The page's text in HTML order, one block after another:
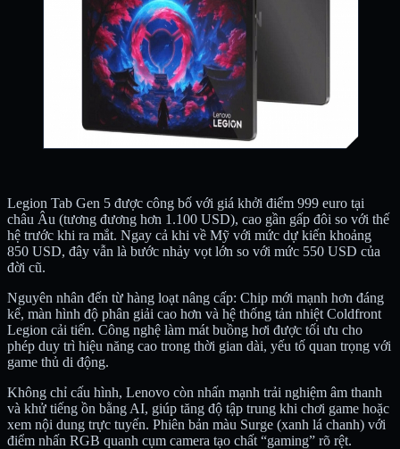
Legion Tab Gen 5 được công bố với giá khởi điểm 999 euro tại
châu Âu (tương đương hơn 1.100 USD), cao gần gấp đôi so với thế
hệ trước khi ra mắt. Ngay cả khi về Mỹ với mức dự kiến khoảng
850 USD, đây vẫn là bước nhảy vọt lớn so với mức 550 USD của
đời cũ.
Nguyên nhân đến từ hàng loạt nâng cấp: Chip mới mạnh hơn đáng
kể, màn hình độ phân giải cao hơn và hệ thống tản nhiệt Coldfront
Legion cải tiến. Công nghệ làm mát buồng hơi được tối ưu cho
phép duy trì hiệu năng cao trong thời gian dài, yếu tố quan trọng với
game thủ di động.
Không chỉ cấu hình, Lenovo còn nhấn mạnh trải nghiệm âm thanh
và khử tiếng ồn bằng AI, giúp tăng độ tập trung khi chơi game hoặc
xem nội dung trực tuyến. Phiên bản màu Surge (xanh lá chanh) với
điểm nhấn RGB quanh cụm camera tạo chất “gaming” rõ rệt.